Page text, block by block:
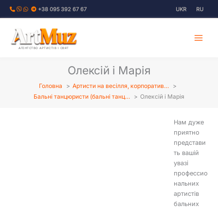
Перейти
+38 095 392 67 67 UKR RU
АГЕНТСТВО АРТИСТІВ І СВЯТ
Олексій і Марія
Головна
Артисти на весілля, корпоратив…
Бальні танцюристи (бальні танц…
Олексій і Марія
Нам дуже
приятно
представи
ть вашій
увазі
профессио
нальних
артистів
бальних